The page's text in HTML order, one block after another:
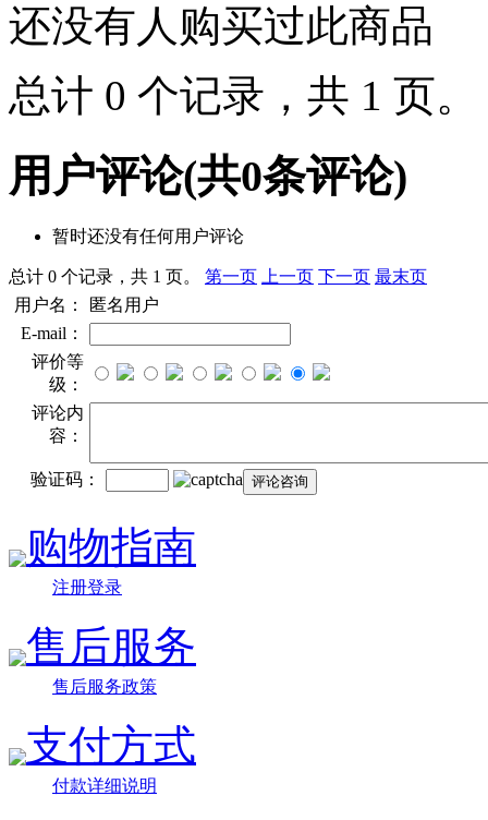
还没有人购买过此商品
总计 0 个记录，共 1 页。
用户评论(共0条评论)
暂时还没有任何用户评论
总计 0 个记录，共 1 页。 第一页 上一页 下一页 最末页
用户名：
匿名用户
E-mail：
评价等
级：
评论内
容：
验证码：
购物指南
注册登录
售后服务
售后服务政策
支付方式
付款详细说明